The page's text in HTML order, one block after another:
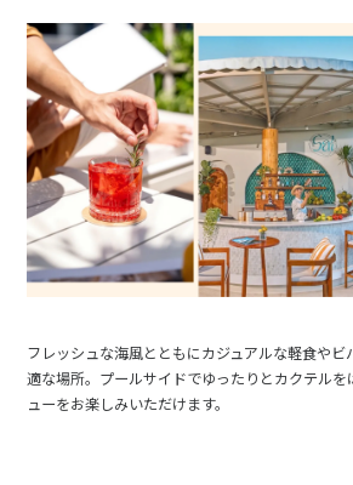
フレッシュな海風とともにカジュアルな軽食や
適な場所。プールサイドでゆったりとカクテル
ューをお楽しみいただけます。